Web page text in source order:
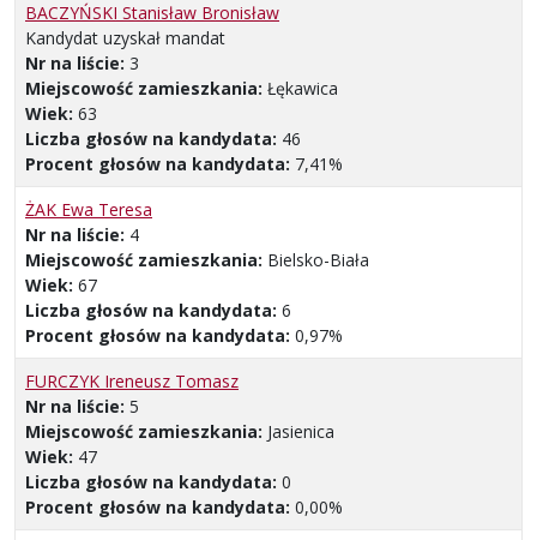
BACZYŃSKI Stanisław Bronisław
Kandydat uzyskał mandat
Nr na liście: 3
Miejscowość zamieszkania: Łękawica
Wiek: 63
Liczba głosów na kandydata: 46
Procent głosów na kandydata: 7,41%
ŻAK Ewa Teresa
Nr na liście: 4
Miejscowość zamieszkania: Bielsko-Biała
Wiek: 67
Liczba głosów na kandydata: 6
Procent głosów na kandydata: 0,97%
FURCZYK Ireneusz Tomasz
Nr na liście: 5
Miejscowość zamieszkania: Jasienica
Wiek: 47
Liczba głosów na kandydata: 0
Procent głosów na kandydata: 0,00%